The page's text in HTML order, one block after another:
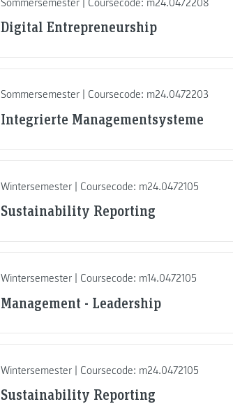
Digital Entrepreneurship
Sommersemester | Coursecode: m24.0472203
Integrierte Managementsysteme
Wintersemester | Coursecode: m24.0472105
Sustainability Reporting
Wintersemester | Coursecode: m14.0472105
Management - Leadership
Wintersemester | Coursecode: m24.0472105
Sustainability Reporting